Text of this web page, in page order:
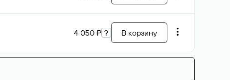
4 050 ₽ ? В корзину